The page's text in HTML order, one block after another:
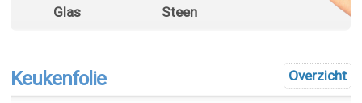
Glas Steen
Overzicht
Keukenfolie